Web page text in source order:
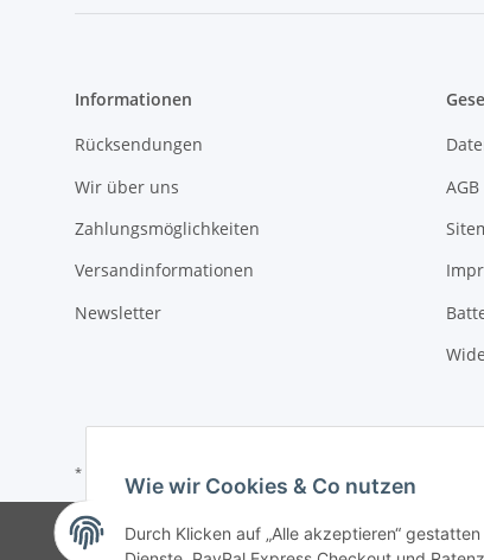
Informationen
Rücksendungen
Wir über uns
Zahlungsmöglichkeiten
Versandinformationen
Newsletter
AGB
* Alle Preise inkl. gesetzlicher USt., zzgl.
Wie wir Cookies & Co nutzen
Durch Klicken auf „Alle akzeptieren“